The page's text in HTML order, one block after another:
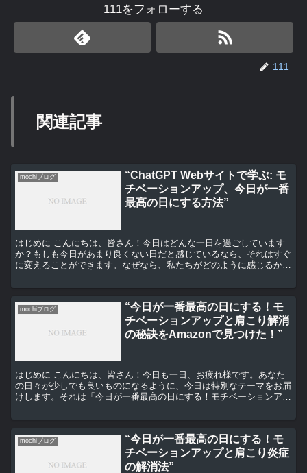
111をフォローする
111
関連記事
mochiブログ
“ChatGPT Webサイトで学ぶ: モ
チベーションアップ、今日が一番
最高の日にする方法”
はじめに こんにちは、皆さん！今日はどんな一日を過ごしています
か？もしも今日があまり良くない日だと感じているなら、それはすぐ
に変えることができます。なぜなら、私たちがどのように感じるか
mochiブログ
“今日が一番最高の日にする！モ
チベーションアップと肩こり解消
の秘訣をAmazonで見つけた！”
はじめに こんにちは、皆さん！今日も一日、お疲れ様です。あなた
の日々が少しでも良いものになるように、今日は特別なテーマをお届
けします。それは「今日が一番最高の日にする！モチベーションアッ
mochiブログ
“今日が一番最高の日にする！モ
チベーションアップと肩こり炎症
の解消法”